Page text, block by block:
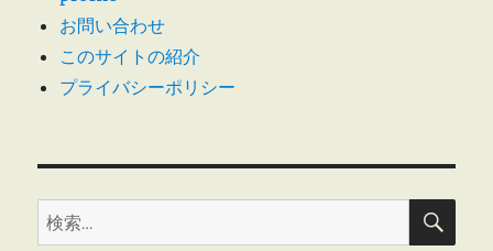
お問い合わせ
このサイトの紹介
プライバシーポリシー
検
索:
検